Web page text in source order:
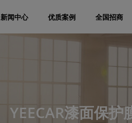
新闻中心 优质案例 全国招商
YEECAR漆面保护